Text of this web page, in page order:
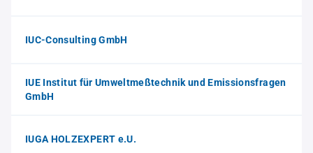
IUC-Consulting GmbH
IUE Institut für Umweltmeßtechnik und Emissionsfragen
GmbH
IUGA HOLZEXPERT e.U.